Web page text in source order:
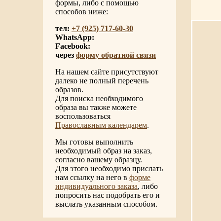
формы, либо с помощью
способов ниже:
тел: +7 (925) 717-60-30
WhatsApp:
Facebook:
через форму обратной связи
На нашем сайте присутствуют
далеко не полный перечень
образов.
Для поиска необходимого
образа вы также можете
воспользоваться
Православным календарем.
Мы готовы выполнить
необходимый образ на заказ,
согласно вашему образцу.
Для этого необходимо прислать
нам ссылку на него в форме
индивидуального заказа, либо
попросить нас подобрать его и
выслать указанным способом.